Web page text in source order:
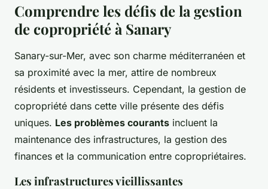
Comprendre les défis de la gestion
de copropriété à Sanary
Sanary-sur-Mer, avec son charme méditerranéen et
sa proximité avec la mer, attire de nombreux
résidents et investisseurs. Cependant, la gestion de
copropriété dans cette ville présente des défis
uniques. Les problèmes courants incluent la
maintenance des infrastructures, la gestion des
finances et la communication entre copropriétaires.
Les infrastructures vieillissantes